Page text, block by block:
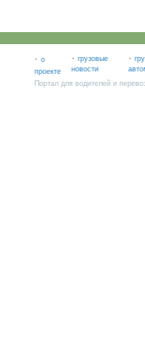
· о
проекте
· грузовые
новости
·
Портал для водителей и